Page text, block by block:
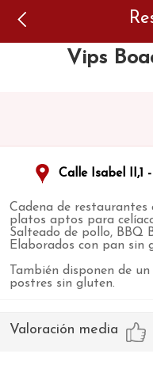
Vips
Calle Isabel II,1
Cadena de restaurantes
platos aptos para
Salteado de pollo, BBQ
Elaborados con pan sin
También disponen de
postres sin gluten.
Valoración media
authorized to show the
ID 546ddaab-b478-4440-
the domain group in the